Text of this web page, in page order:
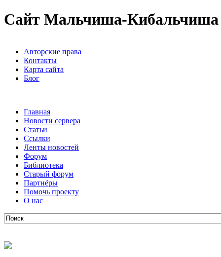
Сайт Мальчиша-Кибальчиша
Авторские права
Контакты
Карта сайта
Блог
Главная
Новости сервера
Статьи
Ссылки
Ленты новостей
Форум
Библиотека
Старый форум
Партнёры
Помочь проекту
О нас